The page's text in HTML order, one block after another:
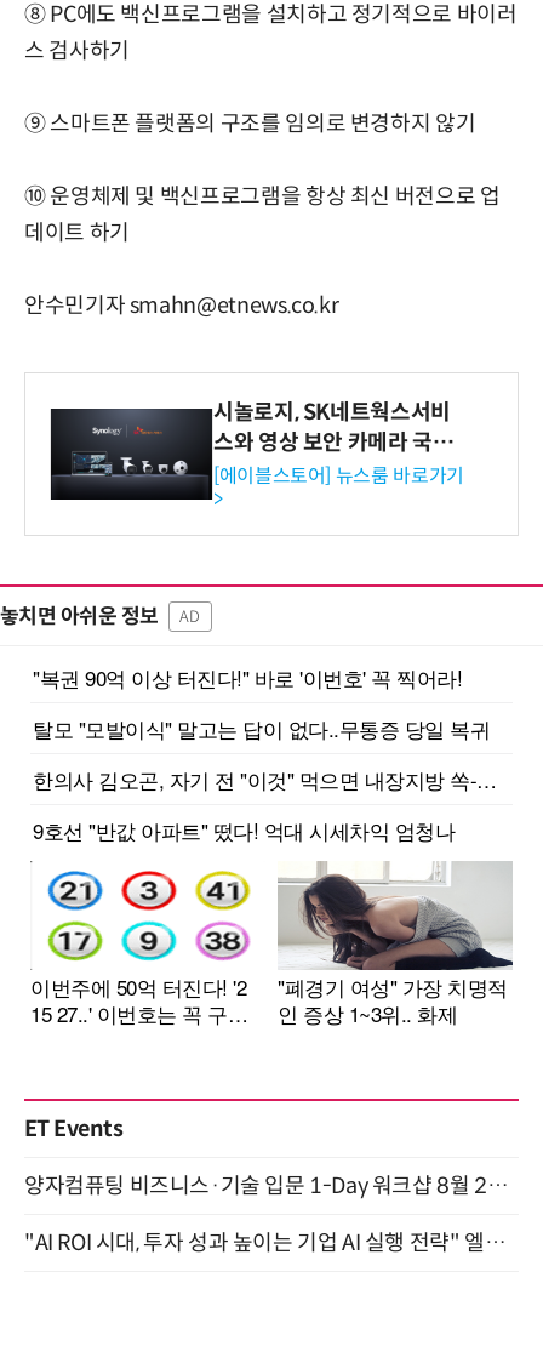
⑧ PC에도 백신프로그램을 설치하고 정기적으로 바이러
스 검사하기
⑨ 스마트폰 플랫폼의 구조를 임의로 변경하지 않기
⑩ 운영체제 및 백신프로그램을 항상 최신 버전으로 업
데이트 하기
안수민기자 smahn@etnews.co.kr
시놀로지, SK네트웍스서비
스와 영상 보안 카메라 국내
독점 판매 파트너십 체결
[에이블스토어] 뉴스룸 바로가기
>
놓치면 아쉬운 정보 AD
ET Events
양자컴퓨팅 비즈니스·기술 입문 1-Day 워크샵 8월 28일 개최
"AI ROI 시대, 투자 성과 높이는 기업 AI 실행 전략" 엘타워 6층 (9월 18일)